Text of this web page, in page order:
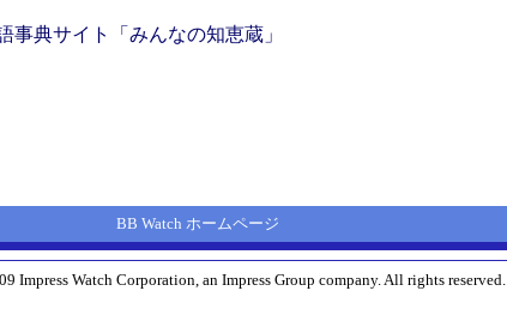
典サイト「みんなの知恵蔵」
BB Watch ホームページ
Impress Watch Corporation, an Impress Group company. All rights reserved.